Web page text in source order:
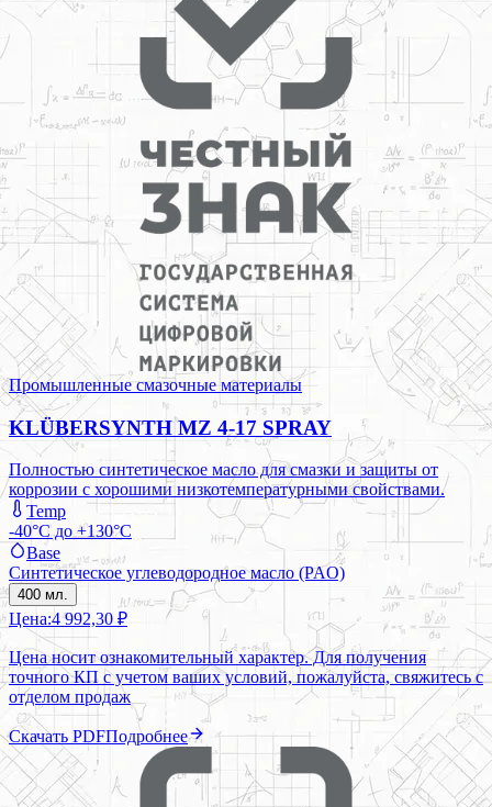
Промышленные смазочные материалы
KLÜBERSYNTH MZ 4-17 SPRAY
Полностью синтетическое масло для смазки и защиты от
коррозии с хорошими низкотемпературными свойствами.
Temp
-40°C до +130°C
Base
Синтетическое углеводородное масло (PAO)
400 мл.
Цена:4 992,30 ₽
Цена носит ознакомительный характер. Для получения
точного КП с учетом ваших условий, пожалуйста, свяжитесь с
отделом продаж
Скачать PDFПодробнее